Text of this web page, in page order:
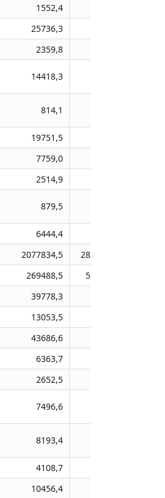
1552,4
25736,3
2359,8
14418,3
814,1
19751,5
7759,0
2514,9
879,5
6444,4
2077834,5 2840438,0
269488,5 504847,1
39778,3
13053,5
43686,6
6363,7
2652,5
7496,6
8193,4
4108,7
10456,4